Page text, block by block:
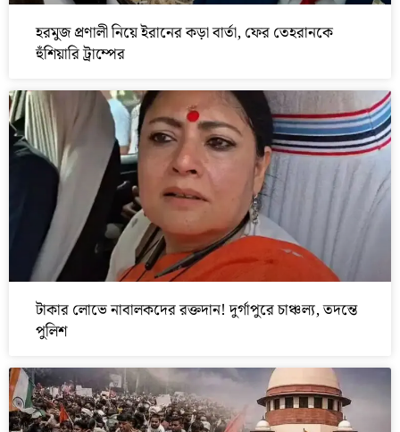
হরমুজ প্রণালী নিয়ে ইরানের কড়া বার্তা, ফের তেহরানকে
হুঁশিয়ারি ট্রাম্পের
টাকার লোভে নাবালকদের রক্তদান! দুর্গাপুরে চাঞ্চল্য, তদন্তে
পুলিশ